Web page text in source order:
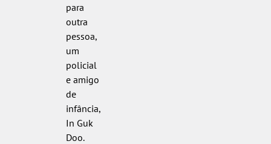
para
outra
pessoa,
um
policial
e amigo
de
infância,
In Guk
Doo.